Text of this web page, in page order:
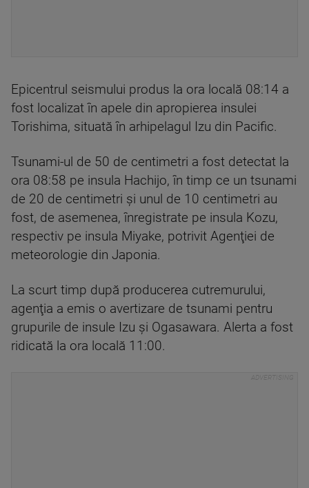
Epicentrul seismului produs la ora locală 08:14 a
fost localizat în apele din apropierea insulei
Torishima, situată în arhipelagul Izu din Pacific.
Tsunami-ul de 50 de centimetri a fost detectat la
ora 08:58 pe insula Hachijo, în timp ce un tsunami
de 20 de centimetri şi unul de 10 centimetri au
fost, de asemenea, înregistrate pe insula Kozu,
respectiv pe insula Miyake, potrivit Agenţiei de
meteorologie din Japonia.
La scurt timp după producerea cutremurului,
agenţia a emis o avertizare de tsunami pentru
grupurile de insule Izu şi Ogasawara. Alerta a fost
ridicată la ora locală 11:00.